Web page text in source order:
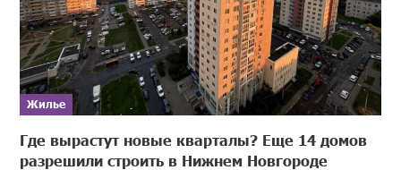
Жилье
Где вырастут новые кварталы? Еще 14 домов
разрешили строить в Нижнем Новгороде